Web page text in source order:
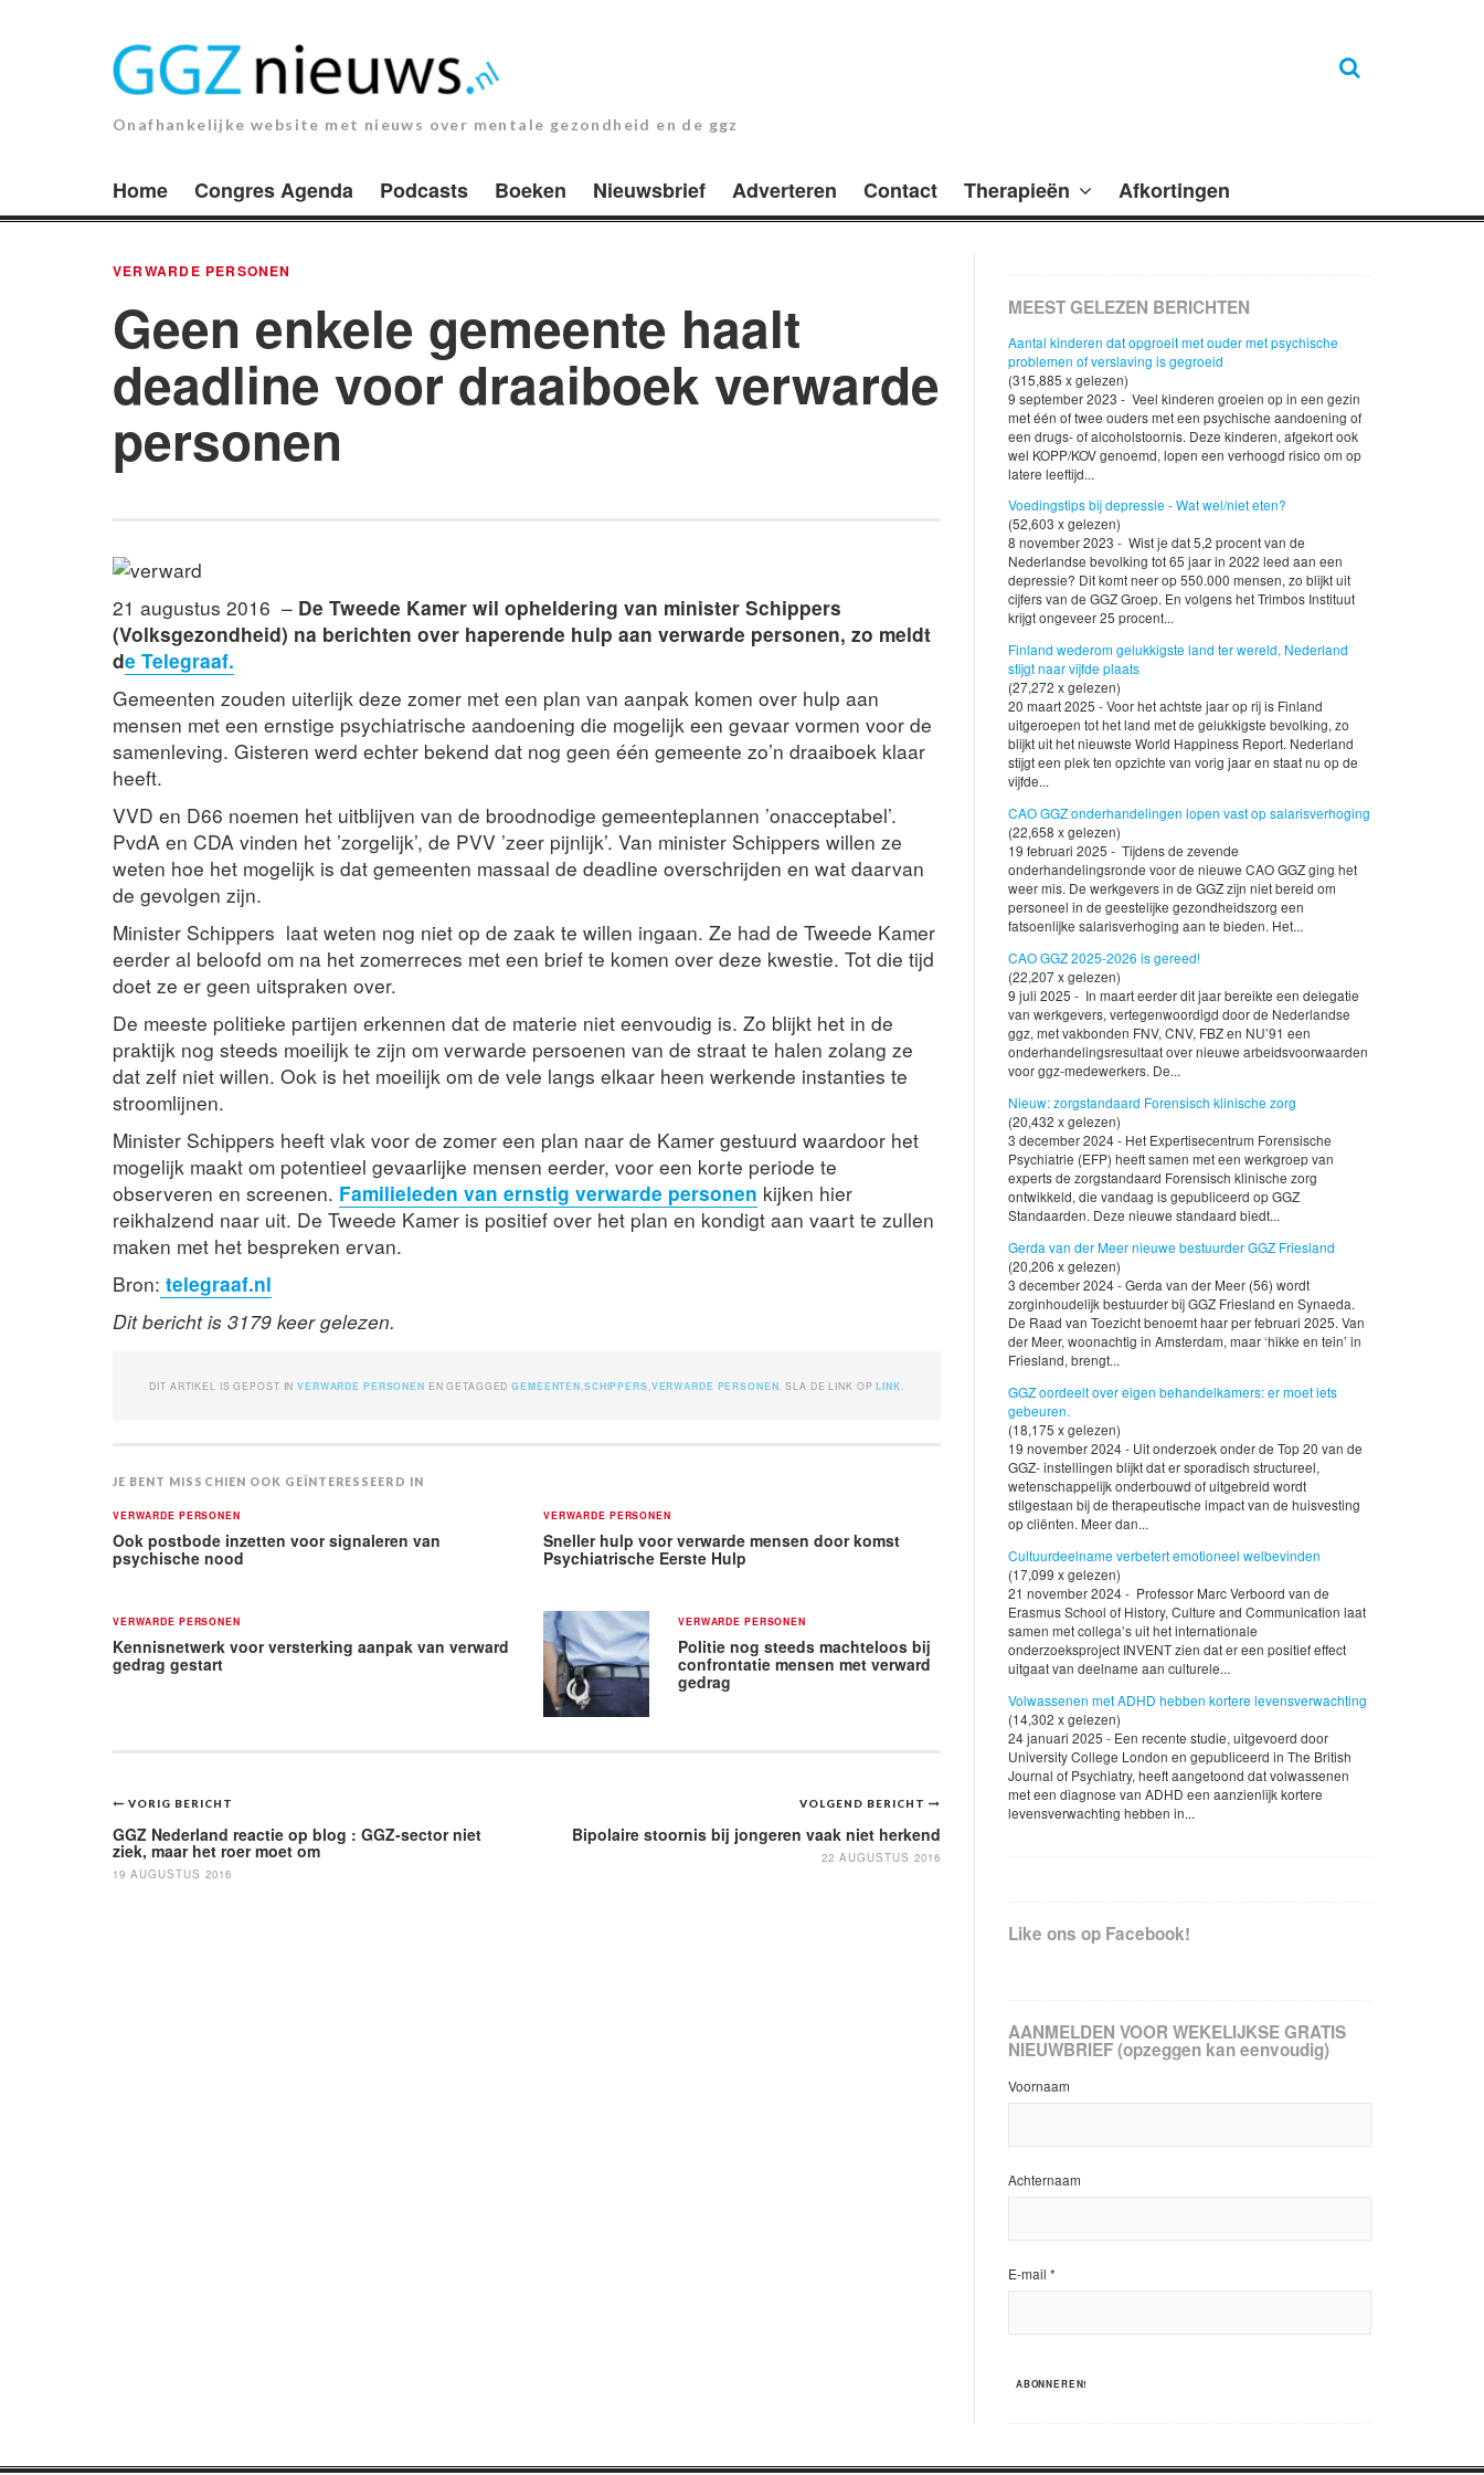
Onafhankelijke website met nieuws over mentale gezondheid en de ggz
Home Congres Agenda Podcasts Boeken Nieuwsbrief Adverteren Contact Therapieën Afkortingen
VERWARDE PERSONEN
Geen enkele gemeente haalt
deadline voor draaiboek verwarde
personen
21 augustus 2016 – De Tweede Kamer wil opheldering van minister Schippers
(Volksgezondheid) na berichten over haperende hulp aan verwarde personen, zo meldt
de Telegraaf.
Gemeenten zouden uiterlijk deze zomer met een plan van aanpak komen over hulp aan
mensen met een ernstige psychiatrische aandoening die mogelijk een gevaar vormen voor de
samenleving. Gisteren werd echter bekend dat nog geen één gemeente zo’n draaiboek klaar
heeft.
VVD en D66 noemen het uitblijven van de broodnodige gemeenteplannen ’onacceptabel’.
PvdA en CDA vinden het ’zorgelijk’, de PVV ’zeer pijnlijk’. Van minister Schippers willen ze
weten hoe het mogelijk is dat gemeenten massaal de deadline overschrijden en wat daarvan
de gevolgen zijn.
Minister Schippers laat weten nog niet op de zaak te willen ingaan. Ze had de Tweede Kamer
eerder al beloofd om na het zomerreces met een brief te komen over deze kwestie. Tot die tijd
doet ze er geen uitspraken over.
De meeste politieke partijen erkennen dat de materie niet eenvoudig is. Zo blijkt het in de
praktijk nog steeds moeilijk te zijn om verwarde persoenen van de straat te halen zolang ze
dat zelf niet willen. Ook is het moeilijk om de vele langs elkaar heen werkende instanties te
stroomlijnen.
Minister Schippers heeft vlak voor de zomer een plan naar de Kamer gestuurd waardoor het
mogelijk maakt om potentieel gevaarlijke mensen eerder, voor een korte periode te
observeren en screenen. Familieleden van ernstig verwarde personen kijken hier
reikhalzend naar uit. De Tweede Kamer is positief over het plan en kondigt aan vaart te zullen
maken met het bespreken ervan.
Bron: telegraaf.nl
Dit bericht is 3179 keer gelezen.
DIT ARTIKEL IS GEPOST INVERWARDE PERSONEN EN GETAGGEDGEMEENTEN SCHIPPERS VERWARDE PERSONEN . SLA DE LINK OPLINK
JE BENT MISSCHIEN OOK GEÏNTERESSEERD IN
VERWARDE PERSONEN
Ook postbode inzetten voor signaleren van
psychische nood
VERWARDE PERSONEN
Sneller hulp voor verwarde mensen door komst
Psychiatrische Eerste Hulp
VERWARDE PERSONEN
Kennisnetwerk voor versterking aanpak van verward
gedrag gestart
VERWARDE PERSONEN
Politie nog steeds machteloos bij
confrontatie mensen met verward
gedrag
Bericht
navigatie
VOLGEND BERICHT
Bipolaire stoornis bij jongeren vaak niet herkend
22 AUGUSTUS 2016
VORIG BERICHT
GGZ Nederland reactie op blog : GGZ-sector niet
ziek, maar het roer moet om
19 AUGUSTUS 2016
MEEST GELEZEN BERICHTEN
Aantal kinderen dat opgroeit met ouder met psychische
problemen of verslaving is gegroeid
(315,885 x gelezen)
9 september 2023 - Veel kinderen groeien op in een gezin
met één of twee ouders met een psychische aandoening of
een drugs- of alcoholstoornis. Deze kinderen, afgekort ook
wel KOPP/KOV genoemd, lopen een verhoogd risico om op
latere leeftijd...
Voedingstips bij depressie - Wat wel/niet eten?
(52,603 x gelezen)
8 november 2023 - Wist je dat 5,2 procent van de
Nederlandse bevolking tot 65 jaar in 2022 leed aan een
depressie? Dit komt neer op 550.000 mensen, zo blijkt uit
cijfers van de GGZ Groep. En volgens het Trimbos Instituut
krijgt ongeveer 25 procent...
Finland wederom gelukkigste land ter wereld, Nederland
stijgt naar vijfde plaats
(27,272 x gelezen)
20 maart 2025 - Voor het achtste jaar op rij is Finland
uitgeroepen tot het land met de gelukkigste bevolking, zo
blijkt uit het nieuwste World Happiness Report. Nederland
stijgt een plek ten opzichte van vorig jaar en staat nu op de
vijfde...
CAO GGZ onderhandelingen lopen vast op salarisverhoging
(22,658 x gelezen)
19 februari 2025 - Tijdens de zevende
onderhandelingsronde voor de nieuwe CAO GGZ ging het
weer mis. De werkgevers in de GGZ zijn niet bereid om
personeel in de geestelijke gezondheidszorg een
fatsoenlijke salarisverhoging aan te bieden. Het...
CAO GGZ 2025-2026 is gereed!
(22,207 x gelezen)
9 juli 2025 - In maart eerder dit jaar bereikte een delegatie
van werkgevers, vertegenwoordigd door de Nederlandse
ggz, met vakbonden FNV, CNV, FBZ en NU’91 een
onderhandelingsresultaat over nieuwe arbeidsvoorwaarden
voor ggz-medewerkers. De...
Nieuw: zorgstandaard Forensisch klinische zorg
(20,432 x gelezen)
3 december 2024 - Het Expertisecentrum Forensische
Psychiatrie (EFP) heeft samen met een werkgroep van
experts de zorgstandaard Forensisch klinische zorg
ontwikkeld, die vandaag is gepubliceerd op GGZ
Standaarden. Deze nieuwe standaard biedt...
Gerda van der Meer nieuwe bestuurder GGZ Friesland
(20,206 x gelezen)
3 december 2024 - Gerda van der Meer (56) wordt
zorginhoudelijk bestuurder bij GGZ Friesland en Synaeda.
De Raad van Toezicht benoemt haar per februari 2025. Van
der Meer, woonachtig in Amsterdam, maar ‘hikke en tein’ in
Friesland, brengt...
GGZ oordeelt over eigen behandelkamers: er moet iets
gebeuren.
(18,175 x gelezen)
19 november 2024 - Uit onderzoek onder de Top 20 van de
GGZ- instellingen blijkt dat er sporadisch structureel,
wetenschappelijk onderbouwd of uitgebreid wordt
stilgestaan bij de therapeutische impact van de huisvesting
op cliënten. Meer dan...
Cultuurdeelname verbetert emotioneel welbevinden
(17,099 x gelezen)
21 november 2024 - Professor Marc Verboord van de
Erasmus School of History, Culture and Communication laat
samen met collega’s uit het internationale
onderzoeksproject INVENT zien dat er een positief effect
uitgaat van deelname aan culturele...
Volwassenen met ADHD hebben kortere levensverwachting
(14,302 x gelezen)
24 januari 2025 - Een recente studie, uitgevoerd door
University College London en gepubliceerd in The British
Journal of Psychiatry, heeft aangetoond dat volwassenen
met een diagnose van ADHD een aanzienlijk kortere
levensverwachting hebben in...
Like ons op Facebook!
AANMELDEN VOOR WEKELIJKSE GRATIS
NIEUWBRIEF (opzeggen kan eenvoudig)
Voornaam
Achternaam
E-mail *